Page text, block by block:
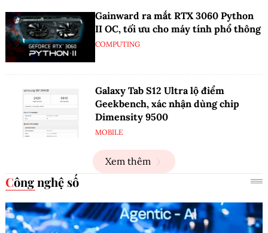
Gainward ra mắt RTX 3060 Python
II OC, tối ưu cho máy tính phổ thông
COMPUTING
Galaxy Tab S12 Ultra lộ điểm
Geekbench, xác nhận dùng chip
Dimensity 9500
MOBILE
Xem thêm
Công nghệ số